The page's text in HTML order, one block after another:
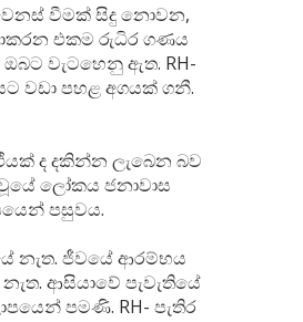
වීමක් සිදු නොවන,
එකම රුධිර ගණය
වැටහෙනු ඇත. RH-
වඩා පහළ අගයක් ගනී.
ද දකින්න ලැබෙන බව
ලෝකය ජනාවාස
පසුවය.
නැත. ජීවයේ ආරම්භය
ආසියාවේ පැවැතියේ
පමණි. RH- පැතිර